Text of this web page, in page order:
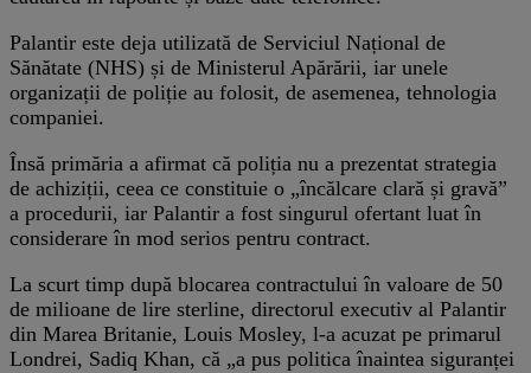
Palantir este deja utilizată de Serviciul Național de
Sănătate (NHS) și de Ministerul Apărării, iar unele
organizații de poliție au folosit, de asemenea, tehnologia
companiei.
Însă primăria a afirmat că poliția nu a prezentat strategia
de achiziții, ceea ce constituie o „încălcare clară și gravă”
a procedurii, iar Palantir a fost singurul ofertant luat în
considerare în mod serios pentru contract.
La scurt timp după blocarea contractului în valoare de 50
de milioane de lire sterline, directorul executiv al Palantir
din Marea Britanie, Louis Mosley, l-a acuzat pe primarul
Londrei, Sadiq Khan, că „a pus politica înaintea siguranței